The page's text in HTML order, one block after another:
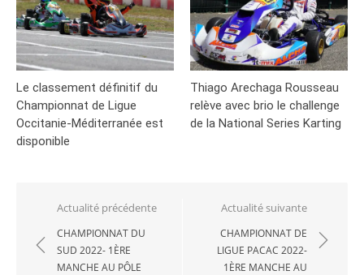
Le classement définitif du
Championnat de Ligue
Occitanie-Méditerranée est
disponible
Thiago Arechaga Rousseau
relève avec brio le challenge
de la National Series Karting
Navigation
de
l’article
Actualité précédente
CHAMPIONNAT DU
SUD 2022- 1ÈRE
MANCHE AU PÔLE
Actualité suivante
CHAMPIONNAT DE
LIGUE PACAC 2022-
1ÈRE MANCHE AU